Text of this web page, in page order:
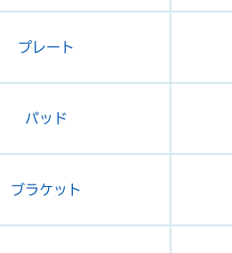
プレート
パッド
ブラケット